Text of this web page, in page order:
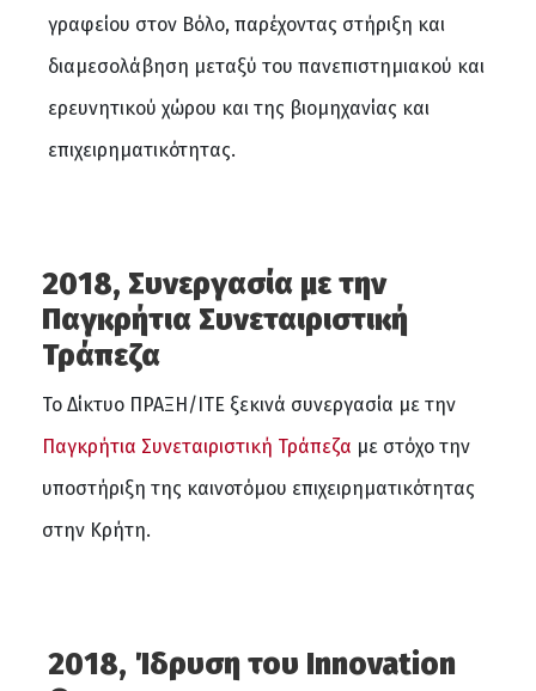
γραφείου στον Βόλο, παρέχοντας στήριξη και
διαμεσολάβηση μεταξύ του πανεπιστημιακού και
ερευνητικού χώρου και της βιομηχανίας και
επιχειρηματικότητας.
2018, Συνεργασία με την
Παγκρήτια Συνεταιριστική
Τράπεζα
Το Δίκτυο ΠΡΑΞΗ/ΙΤΕ ξεκινά συνεργασία με την
Παγκρήτια Συνεταιριστική Τράπεζα με στόχο την
υποστήριξη της καινοτόμου επιχειρηματικότητας
στην Κρήτη.
2018, Ίδρυση του Ιnnovation